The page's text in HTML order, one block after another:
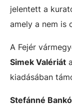
jelentett a
amely a nem is
A Fejér
Simek Valériát
kiadásában
Stefánné